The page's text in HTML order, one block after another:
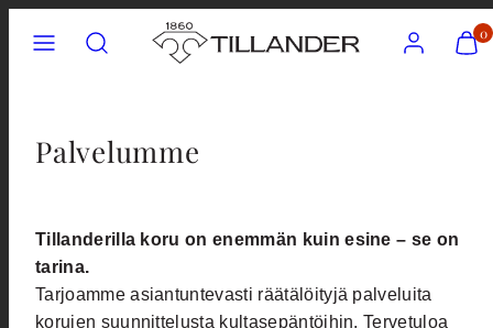
View
my
0
Palvelumme
Tillanderilla koru on enemmän kuin esine – se on
tarina.
Tarjoamme asiantuntevasti räätälöityjä palveluita
korujen suunnittelusta kultasepäntöihin. Tervetuloa